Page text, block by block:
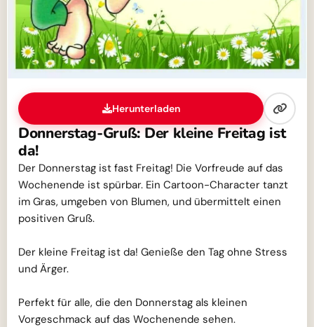
Herunterladen
Donnerstag-Gruß: Der kleine Freitag ist
da!
Der Donnerstag ist fast Freitag! Die Vorfreude auf das
Wochenende ist spürbar. Ein Cartoon-Character tanzt
im Gras, umgeben von Blumen, und übermittelt einen
positiven Gruß.
Der kleine Freitag ist da! Genieße den Tag ohne Stress
und Ärger.
Perfekt für alle, die den Donnerstag als kleinen
Vorgeschmack auf das Wochenende sehen.